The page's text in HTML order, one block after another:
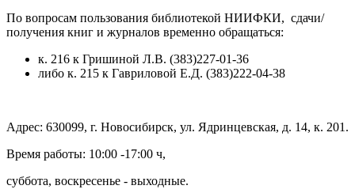
По вопросам пользования библиотекой НИИФКИ, сдачи/
получения книг и журналов временно обращаться:
к. 216 к Гришиной Л.В. (383)227-01-36
либо к. 215 к Гавриловой Е.Д. (383)222-04-38
Адрес: 630099, г. Новосибирск, ул. Ядринцевская, д. 14, к. 201.
Время работы: 10:00 -17:00 ч,
суббота, воскресенье - выходные.